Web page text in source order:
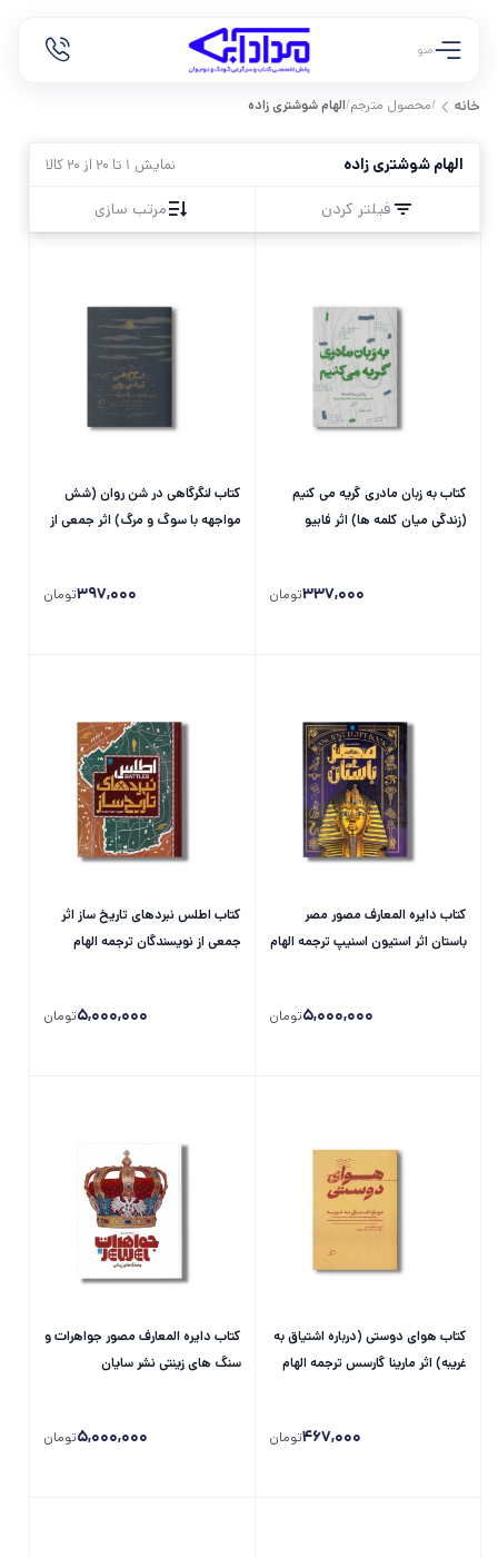
منو
خانه /محصول مترجم/الهام شوشتری زاده
الهام شوشتری زاده نمایش 1 تا 20 از 20 کالا
فیلتر کردن مرتب سازی
کتاب به زبان مادری گریه می کنیم
(زندگی میان کلمه ها) اثر فابیو
337,000تومان
کتاب لنگرگاهی در شن روان (شش
مواجهه با سوگ و مرگ) اثر جمعی از
397,000تومان
کتاب دایره المعارف مصور مصر
باستان اثر استیون اسنیپ ترجمه الهام
5,000,000تومان
کتاب اطلس نبردهای تاریخ ساز اثر
جمعی از نویسندگان ترجمه الهام
5,000,000تومان
کتاب هوای دوستی (درباره اشتیاق به
غریبه) اثر مارینا گارسس ترجمه الهام
467,000تومان
کتاب دایره المعارف مصور جواهرات و
سنگ های زینتی نشر سایان
5,000,000تومان